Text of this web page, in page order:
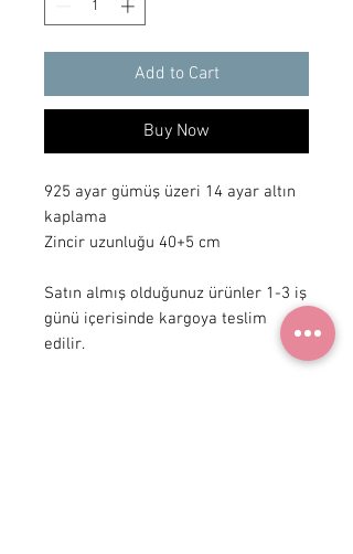
Add to Cart
Buy Now
925 ayar gümüş üzeri 14 ayar altın
kaplama
Zincir uzunluğu 40+5 cm
Satın almış olduğunuz ürünler 1-3 iş
günü içerisinde kargoya teslim
edilir.